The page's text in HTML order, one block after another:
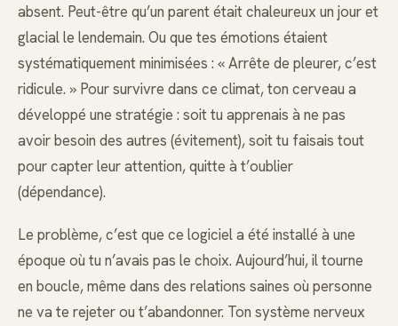
absent. Peut-être qu’un parent était chaleureux un jour et
glacial le lendemain. Ou que tes émotions étaient
systématiquement minimisées : « Arrête de pleurer, c’est
ridicule. » Pour survivre dans ce climat, ton cerveau a
développé une stratégie : soit tu apprenais à ne pas
avoir besoin des autres (évitement), soit tu faisais tout
pour capter leur attention, quitte à t’oublier
(dépendance).
Le problème, c’est que ce logiciel a été installé à une
époque où tu n’avais pas le choix. Aujourd’hui, il tourne
en boucle, même dans des relations saines où personne
ne va te rejeter ou t’abandonner. Ton système nerveux